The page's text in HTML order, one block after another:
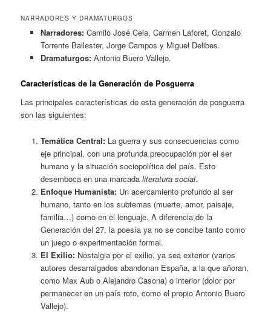
NARRADORES Y DRAMATURGOS
Narradores:Camilo José Cela, Carmen Laforet, Gonzalo
Torrente Ballester, Jorge Campos y Miguel Delibes.
Dramaturgos:Antonio Buero Vallejo.
Características de la Generación de Posguerra
Las principales características de esta generación de posguerra
son las siguientes:
Temática Central:La guerra y sus consecuencias como
eje principal, con una profunda preocupación por el ser
humano y la situación sociopolítica del país. Esto
desemboca en una marcada literatura social.
Enfoque Humanista:Un acercamiento profundo al ser
humano, tanto en los subtemas (muerte, amor, paisaje,
familia…) como en el lenguaje. A diferencia de la
Generación del 27, la poesía ya no se concibe tanto como
un juego o experimentación formal.
El Exilio:Nostalgia por el exilio, ya sea exterior (varios
autores desarraigados abandonan España, a la que añoran,
como Max Aub o Alejandro Casona) o interior (dolor por
permanecer en un país roto, como el propio Antonio Buero
Vallejo).